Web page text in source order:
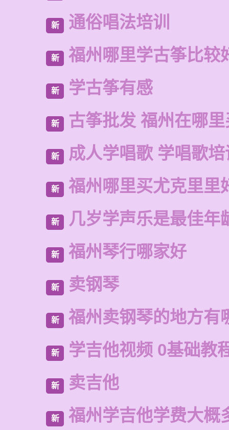
新 通俗唱法培训
新 福州哪里学古筝比较
新 学古筝有感
新 古筝批发 福州在哪
新 成人学唱歌 学唱歌
新 福州哪里买尤克里里
新 几岁学声乐是最佳年
新 福州琴行哪家好
新 卖钢琴
新 福州卖钢琴的地方有
新 学吉他视频 0基础教
新 卖吉他
新 福州学吉他学费大概